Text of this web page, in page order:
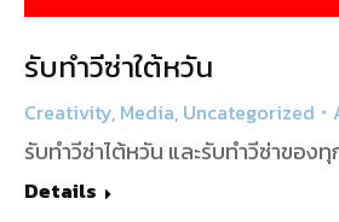
รับทำวีซ่าใต้หวัน
Creativity, Media, Uncategorized
รับทำวีซ่าไต้หวัน และรับทำวีซ่าของทุ
Details